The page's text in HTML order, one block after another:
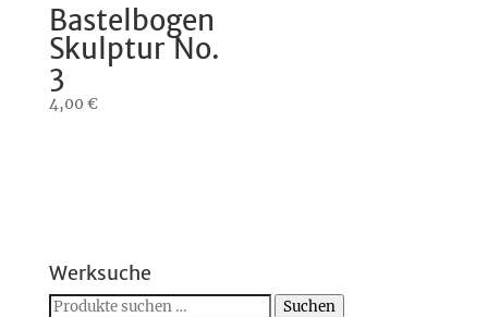
Bastelbogen
Skulptur No.
3
4,00 €
Werksuche
Suchen
Suchen